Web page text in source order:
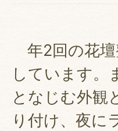
年2回の花壇
しています。
となじむ外観
り付け、夜に